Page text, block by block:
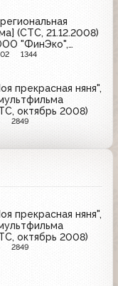
(СТС, 21.12.2008)
"ФинЭко",
med, NEO Beauty
1344
прекрасная няня",
октябрь 2008)
2849
прекрасная няня",
октябрь 2008)
2849